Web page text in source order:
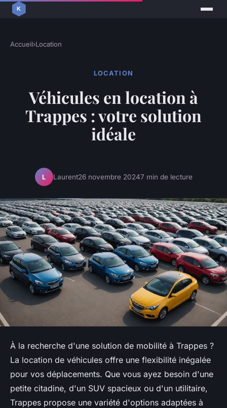
Accueil›Location
LOCATION
Véhicules en location à
Trappes : votre solution
idéale
L Laurent26 novembre 20247 min de lecture
À la recherche d'une solution de mobilité à Trappes ?
La location de véhicules offre une flexibilité inégalée
pour vos déplacements. Que vous ayez besoin d'une
petite citadine, d'un SUV spacieux ou d'un utilitaire,
Trappes propose une variété d'options adaptées à